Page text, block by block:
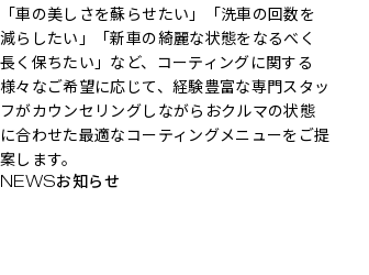
「車の美しさを蘇らせたい」「洗車の回数を
減らしたい」「新車の綺麗な状態をなるべく
長く保ちたい」など、コーティングに関する
様々なご希望に応じて、経験豊富な専門スタッ
フがカウンセリングしながらおクルマの状態
に合わせた最適なコーティングメニューをご提
案します。
お知らせ